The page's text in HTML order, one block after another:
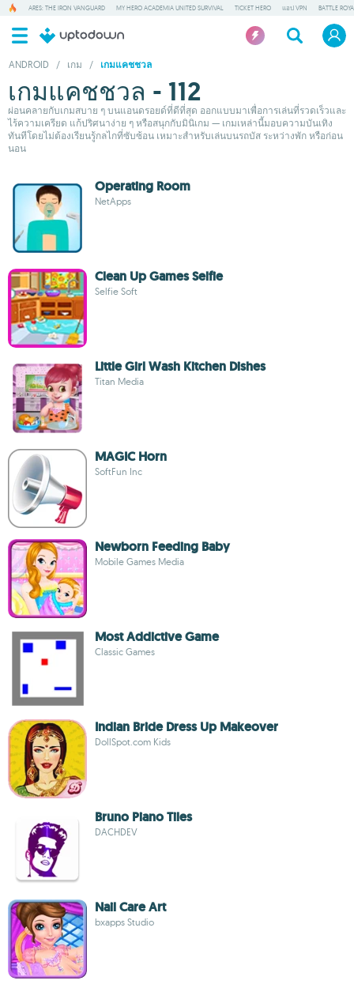
ARES: THE IRON VANGUARD MY HERO ACADEMIA UNITED SURVIVAL TICKET HERO แอป VPN BATTLE
ANDROID / เกม / เกมแคชชวล
เกมแคชชวล - 112
ผ่อนคลายกับเกมสบาย ๆ บนแอนดรอยด์ที่ดีที่สุด ออกแบบมาเพื่อการเล่นที่รวดเร็วและ
ไร้ความเครียด แก้ปริศนาง่าย ๆ หรือสนุกกับมินิเกม — เกมเหล่านี้มอบความบันเทิง
ทันทีโดยไม่ต้องเรียนรู้กลไกที่ซับซ้อน เหมาะสำหรับเล่นบนรถบัส ระหว่างพัก หรือก่อน
นอน
Operating Room
NetApps
Clean Up Games Selfie
Selfie Soft
Little Girl Wash Kitchen Dishes
Titan Media
MAGIC Horn
SoftFun Inc
Newborn Feeding Baby
Mobile Games Media
Most Addictive Game
Classic Games
Indian Bride Dress Up Makeover
DollSpot.com Kids
Bruno Piano Tiles
DACHDEV
Nail Care Art
bxapps Studio